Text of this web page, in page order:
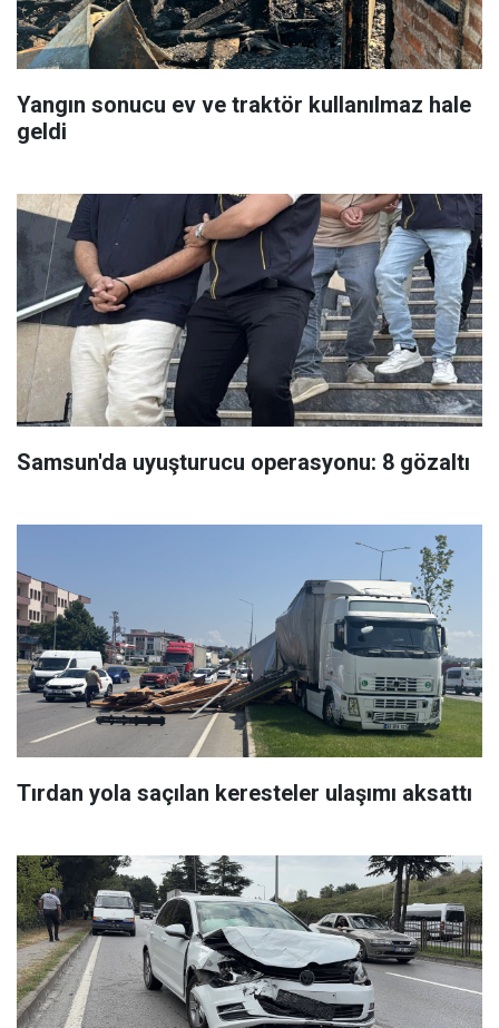
Yangın sonucu ev ve traktör kullanılmaz hale
geldi
Samsun'da uyuşturucu operasyonu: 8 gözaltı
Tırdan yola saçılan keresteler ulaşımı aksattı